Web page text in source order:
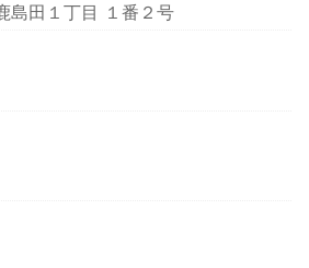
島田１丁目 １番２号